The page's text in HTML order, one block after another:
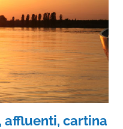
affluenti, cartina